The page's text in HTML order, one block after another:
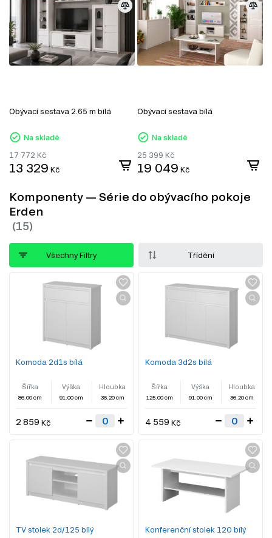
Obývací sestava 2.65 m bílá
Na skladě
17 772 Kč
13 329 Kč
Obývací sestava bílá
Na skladě
25 399 Kč
19 049 Kč
Komponenty — Série do obývacího pokoje
Erden
Všechny Filtry Třídění
Komoda 2d1s bílá
Šířka
86.00 cm
Výška
91.00 cm
Hloubka
36.20 cm
2 859 Kč
Komoda 3d2s bílá
Šířka
125.00 cm
Výška
91.00 cm
Hloubka
36.20 cm
4 559 Kč
TV stolek 2d/125 bílý Konferenční stolek 120 bílý